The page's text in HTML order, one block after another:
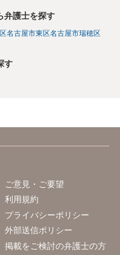
弁護士を探す
名古屋市東区名古屋市瑞穂区
す
ご意見・ご要望
利用規約
プライバシーポリシー
外部送信ポリシー
掲載をご検討の弁護士の方